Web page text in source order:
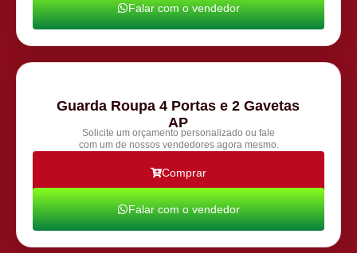
Falar com o vendedor
Guarda Roupa 4 Portas e 2 Gavetas
AP
Solicite um orçamento personalizado ou fale
com um de nossos vendedores agora mesmo.
Comprar
Falar com o vendedor